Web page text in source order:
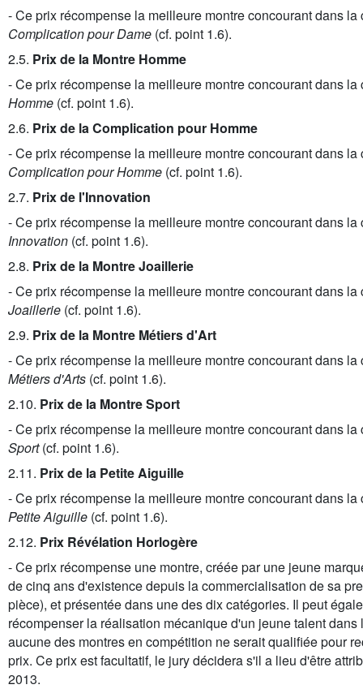
- Ce prix récompense la meilleure montre concourant dans la
Complication pour Dame (cf. point 1.6).
2.5. Prix de la Montre Homme
- Ce prix récompense la meilleure montre concourant dans la
Homme (cf. point 1.6).
2.6. Prix de la Complication pour Homme
- Ce prix récompense la meilleure montre concourant dans la
Complication pour Homme (cf. point 1.6).
2.7. Prix de l'Innovation
- Ce prix récompense la meilleure montre concourant dans la
Innovation (cf. point 1.6).
2.8. Prix de la Montre Joaillerie
- Ce prix récompense la meilleure montre concourant dans la
Joaillerie (cf. point 1.6).
2.9. Prix de la Montre Métiers d'Art
- Ce prix récompense la meilleure montre concourant dans la
Métiers d'Arts (cf. point 1.6).
2.10. Prix de la Montre Sport
- Ce prix récompense la meilleure montre concourant dans la
Sport(cf. point 1.6).
2.11. Prix de la Petite Aiguille
- Ce prix récompense la meilleure montre concourant dans la
Petite Aiguille (cf. point 1.6).
2.12. Prix Révélation Horlogère
- Ce prix récompense une montre, créée par une jeune
de cinq ans d'existence depuis la commercialisation de sa
pièce), et présentée dans une des dix catégories. Il peut
récompenser la réalisation mécanique d'un jeune talent dans
aucune des montres en compétition ne serait qualifiée pour
prix. Ce prix est facultatif, le jury décidera s'il a lieu d'être
2013.